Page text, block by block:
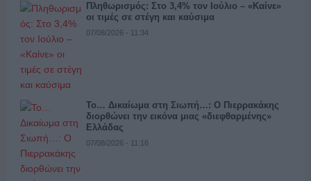
Πληθωρισμός: Στο 3,4% τον Ιούλιο – «Καίνε»
οι τιμές σε στέγη και καύσιμα
07/08/2026 - 11:34
Το… Δικαίωμα στη Σιωπή…: Ο Πιερρακάκης
διορθώνει την εικόνα μιας «διεφθαρμένης»
Ελλάδας
07/08/2026 - 11:16